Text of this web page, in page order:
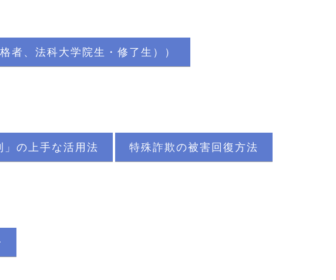
者、法科大学院生・修了生））
」の上手な活用法 特殊詐欺の被害回復方法